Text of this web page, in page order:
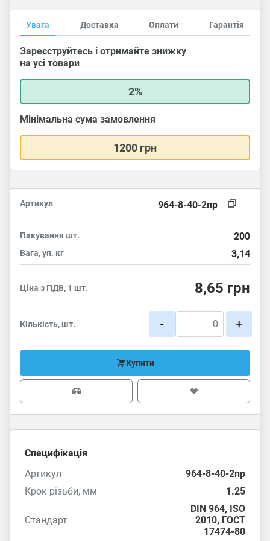
Увага Доставка Оплати Гарантія
Зареєструйтесь і отримайте знижку
на усі товари
2%
Мінімальна сума замовлення
1200 грн
Артикул 964-8-40-2пр
Пакування шт. 200
Вага, уп. кг 3,14
Ціна з ПДВ, 1 шт. 8,65 грн
Кількість, шт. - +
Купити
Специфікація
Артикул
964-8-40-2пр
Крок різьби, мм
1.25
Стандарт
DIN 964, ISO
2010, ГОСТ
17474-80